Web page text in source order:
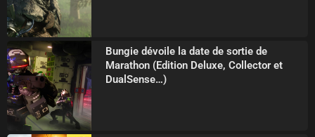
Bungie dévoile la date de sortie de
Marathon (Edition Deluxe, Collector et
DualSense…)